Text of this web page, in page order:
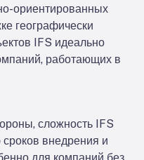
ориентированных
географически
IFS идеально
работающих в
сложность IFS
внедрения и